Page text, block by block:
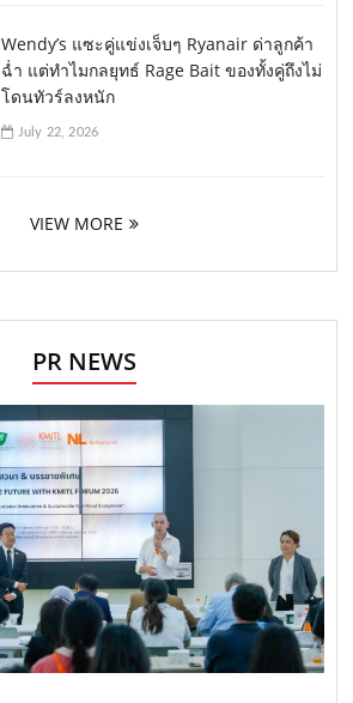
Wendy’s แซะคู่แข่งเจ็บๆ Ryanair ด่าลูกค้า
ฉ่ำ แต่ทำไมกลยุทธ์ Rage Bait ของทั้งคู่ถึงไม่
โดนทัวร์ลงหนัก
July 22, 2026
VIEW MORE
PR NEWS